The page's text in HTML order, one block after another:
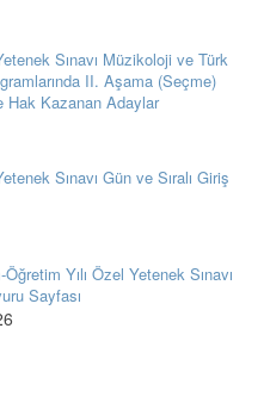
Sınavı Müzikoloji ve Türk
II. Aşama (Seçme)
Hak Kazanan Adaylar
Sınavı Gün ve Sıralı Giriş
Yılı Özel Yetenek Sınavı
Sayfası